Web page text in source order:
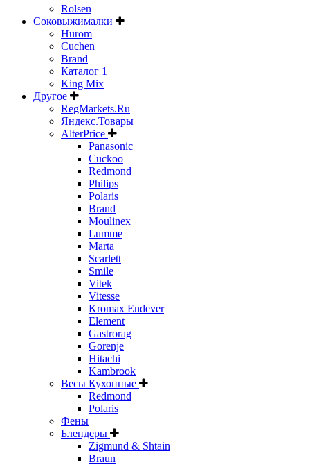
Rolsen
Соковыжималки
Hurom
Cuchen
Brand
Каталог 1
King Mix
Другое
RegMarkets.Ru
Яндекс.Товары
AlterPrice
Panasonic
Cuckoo
Redmond
Philips
Polaris
Brand
Moulinex
Lumme
Marta
Scarlett
Smile
Vitek
Vitesse
Kromax Endever
Element
Gastrorag
Gorenje
Hitachi
Kambrook
Весы Кухонные
Redmond
Polaris
Фены
Блендеры
Zigmund & Shtain
Braun